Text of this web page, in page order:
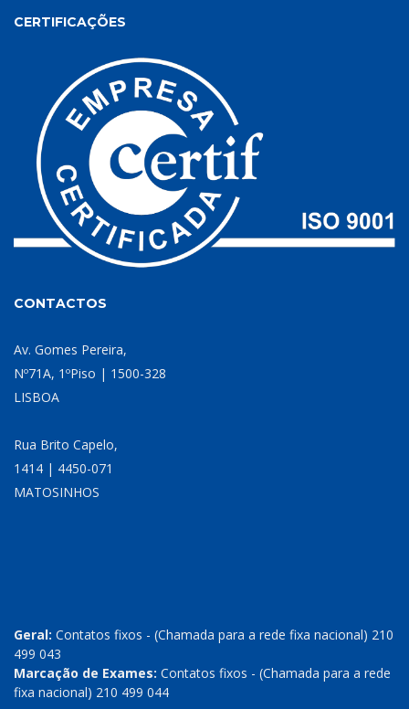
CERTIFICAÇÕES
CONTACTOS
Av. Gomes Pereira,
Nº71A, 1ºPiso | 1500-328
LISBOA
Rua Brito Capelo,
1414 | 4450-071
MATOSINHOS
Geral: Contatos fixos - (Chamada para a rede fixa nacional) 210
499 043
Marcação de Exames: Contatos fixos - (Chamada para a rede
fixa nacional) 210 499 044